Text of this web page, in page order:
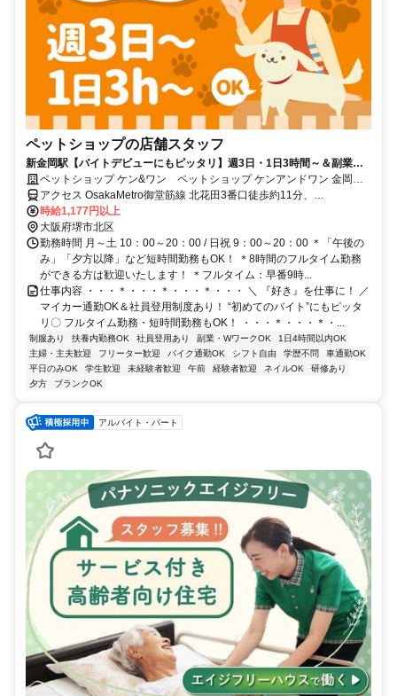
ペットショップの店舗スタッフ
新金岡駅【バイトデビューにもピッタリ】週3日・1日3時間～＆副業・
WワークOK◆社割など充実福利厚生
ペットショップ ケン&ワン ペットショップ ケンアンドワン 金岡蔵
前店
アクセス OsakaMetro御堂筋線 北花田3番口徒歩約11分、
OsakaMetro御堂筋線 新金岡1番口徒歩約14分、近鉄南大阪線 布忍徒
歩約24分 新金岡駅より徒歩15分 南海バス 南花田町バス停より徒歩3
分 ＊マイカー通勤OK
時給1,177円以上
大阪府堺市北区
勤務時間 月～土 10：00～20：00 / 日祝 9：00～20：00 ＊「午後の
み」「夕方以降」など短時間勤務もOK！ ＊8時間のフルタイム勤務
ができる方は歓迎いたします！ ＊フルタイム：早番9時...
仕事内容 ・・・＊・・・＊・・・＊・・・ ＼ 『好き』を仕事に！ ／
マイカー通勤OK＆社員登用制度あり！ “初めてのバイト”にもピッタ
リ〇 フルタイム勤務・短時間勤務もOK！ ・・・＊・・・＊・...
制服あり 扶養内勤務OK 社員登用あり 副業・WワークOK
1日4時間以内OK
主婦・主夫歓迎
フリーター歓迎 バイク通勤OK シフト自由 学歴不問
車通勤OK
平日のみOK
学生歓迎 未経験者歓迎 午前 経験者歓迎 ネイルOK
研修あり
夕方
ブランクOK
アルバイト・パート